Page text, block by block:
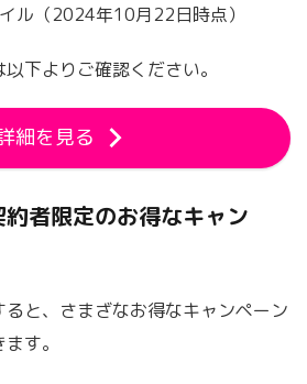
ル（2024年10月22日時点）
下よりご確認ください。
細を見る
者限定のお得なキャン
と、さまざなお得なキャンペーン
す。